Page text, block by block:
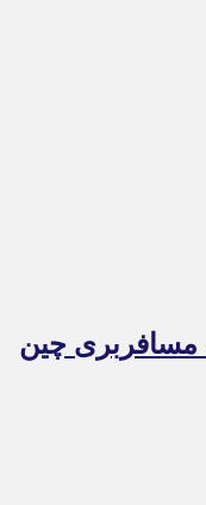
مسافربری چین